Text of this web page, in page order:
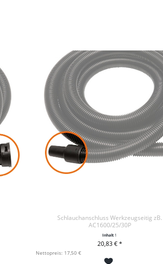
Schlauchanschluss Werkzeugseitig zB.
AC1600/25/30P
Inhalt 1
20,83 € *
+ IN DEN WARENKORB
Nettopreis: 17,50 €